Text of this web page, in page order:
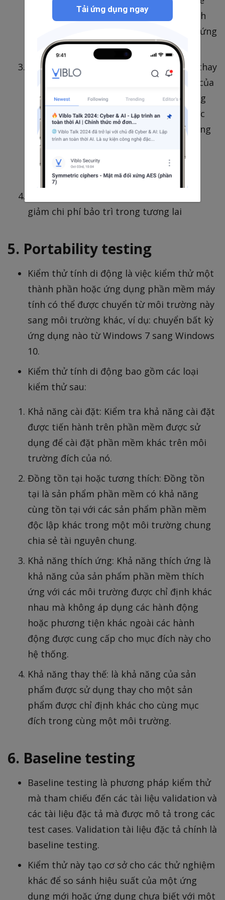
được so sánh với nỗ lực mục tiêu và đánh
giá về việc liệu các yêu cầu có được đáp ứng
hay không.
Bảo trì thích ứng: Thích ứng với những thay
đổi trong môi trường. Khả năng duy trì của
một hệ thống cũng có thể được đo lường
bằng các nỗ lực (effort) cần thiết để thực
hiện các điều chỉnh cần thiết cho hệ thống
đó. Điều này có thể được đo lường theo
cách được mô tả ở trên để kiểm tra khả
năng bảo trì hoàn hảo.
giảm chi phí bảo trì trong tương lai
5. Portability testing
Kiểm thử tính di động là việc kiểm thử một
thành phần hoặc ứng dụng phần mềm máy
tính có thể được chuyển từ môi trường này
sang môi trường khác, ví dụ: chuyển bất kỳ
ứng dụng nào từ Windows 7 sang Windows
10.
Kiểm thử tính di động bao gồm các loại
kiểm thử sau:
Khả năng cài đặt: Kiểm tra khả năng cài đặt
được tiến hành trên phần mềm được sử
dụng để cài đặt phần mềm khác trên môi
trường đích của nó.
Đồng tồn tại hoặc tương thích: Đồng tồn
tại là sản phẩm phần mềm có khả năng
cùng tồn tại với các sản phẩm phần mềm
độc lập khác trong một môi trường chung
chia sẻ tài nguyên chung.
Khả năng thích ứng: Khả năng thích ứng là
khả năng của sản phẩm phần mềm thích
ứng với các môi trường được chỉ định khác
nhau mà không áp dụng các hành động
hoặc phương tiện khác ngoài các hành
động được cung cấp cho mục đích này cho
hệ thống.
Khả năng thay thế: là khả năng của sản
phẩm được sử dụng thay cho một sản
phẩm được chỉ định khác cho cùng mục
đích trong cùng một môi trường.
6. Baseline testing
Baseline testing là phương pháp kiểm thử
mà tham chiếu đến các tài liệu validation và
các tài liệu đặc tả mà được mô tả trong các
test cases. Validation tài liệu đặc tả chính là
baseline testing.
Kiểm thử này tạo cơ sở cho các thử nghiệm
khác để so sánh hiệu suất của một ứng
dụng mới hoặc ứng dụng chưa biết với một
Tải ứng dụng ngay